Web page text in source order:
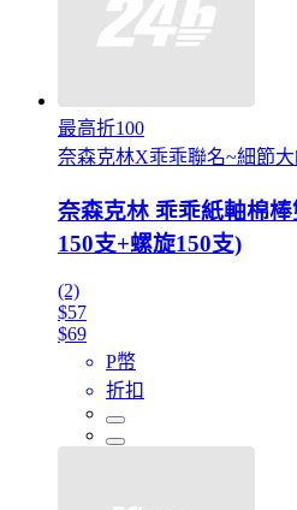
最高折100
奈森克林X乖乖聯名~細節
奈森克林 乖乖紙軸棉
150支+螺旋150支)
(2)
$57
$69
P幣
折扣